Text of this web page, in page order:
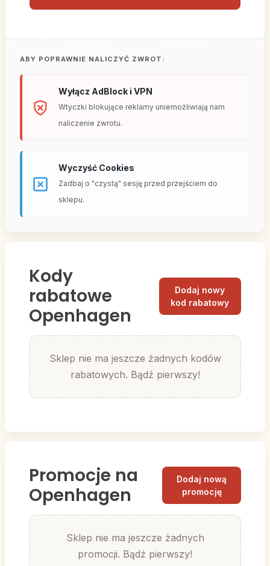
ABY POPRAWNIE NALICZYĆ ZWROT:
Wyłącz AdBlock i VPN
Wtyczki blokujące reklamy uniemożliwiają nam
naliczenie zwrotu.
Wyczyść Cookies
Zadbaj o "czystą" sesję przed przejściem do
sklepu.
Kody
rabatowe
Openhagen
Dodaj nowy
kod rabatowy
Sklep nie ma jeszcze żadnych kodów
rabatowych. Bądź pierwszy!
Promocje na
Openhagen
Dodaj nową
promocję
Sklep nie ma jeszcze żadnych
promocji. Bądź pierwszy!